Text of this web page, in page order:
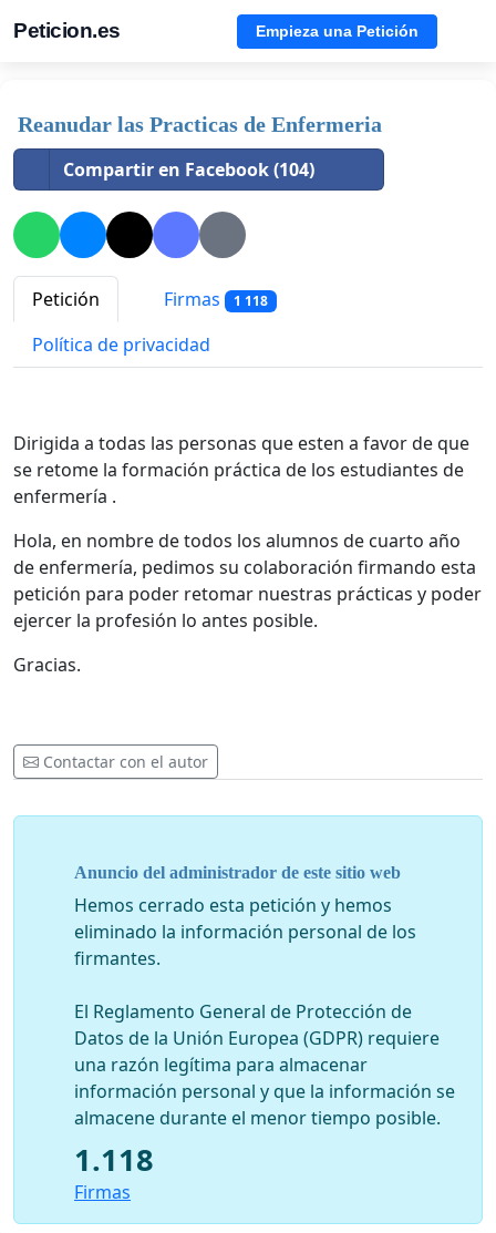
Peticion.es Empieza una Petición
Reanudar las Practicas de Enfermeria
Compartir en Facebook (104)
Petición Firmas 1 118
Política de privacidad
Dirigida a todas las personas que esten a favor de que
se retome la formación práctica de los estudiantes de
enfermería .
Hola, en nombre de todos los alumnos de cuarto año
de enfermería, pedimos su colaboración firmando esta
petición para poder retomar nuestras prácticas y poder
ejercer la profesión lo antes posible.
Gracias.
Contactar con el autor
Anuncio del administrador de este sitio web
Hemos cerrado esta petición y hemos
eliminado la información personal de los
firmantes.
El Reglamento General de Protección de
Datos de la Unión Europea (GDPR) requiere
una razón legítima para almacenar
información personal y que la información se
almacene durante el menor tiempo posible.
1.118
Firmas